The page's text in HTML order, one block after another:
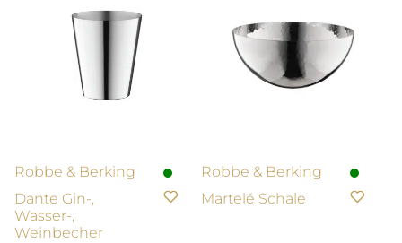
Robbe & Berking
Dante Gin-,
Wasser-,
Weinbecher
Robbe & Berking
Martelé Schale